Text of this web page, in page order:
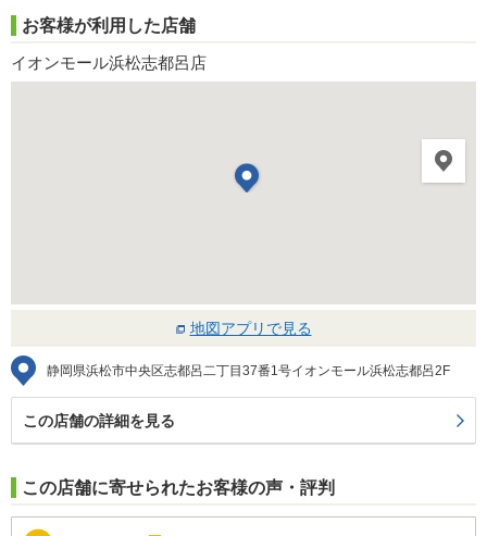
お客様が利用した店舗
イオンモール浜松志都呂店
地図アプリで見る
静岡県浜松市中央区志都呂二丁目37番1号イオンモール浜松志都呂2F
この店舗の詳細を見る
この店舗に寄せられたお客様の声・評判